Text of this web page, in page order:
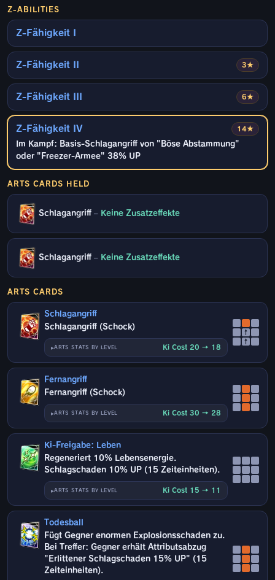
Z-ABILITIES
Z-Fähigkeit I
3★
Z-Fähigkeit II
6★
Z-Fähigkeit III
14★
Z-Fähigkeit IV
Im Kampf: Basis-Schlagangriff von "Böse Abstammung"
oder "Freezer-Armee" 38% UP
ARTS CARDS HELD
Schlagangriff – Keine Zusatzeffekte
Schlagangriff – Keine Zusatzeffekte
ARTS CARDS
Schlagangriff
Schlagangriff (Schock)
ARTS STATS BY LEVEL Ki Cost 20 → 18
↑
↑
Fernangriff
Fernangriff (Schock)
ARTS STATS BY LEVEL Ki Cost 30 → 28
Ki-Freigabe: Leben
Regeneriert 10% Lebensenergie.
Schlagschaden 10% UP (15 Zeiteinheiten).
ARTS STATS BY LEVEL Ki Cost 15 → 11
Todesball
Fügt Gegner enormen Explosionsschaden zu.
Bei Treffer: Gegner erhält Attributsabzug
"Erlittener Schlagschaden 15% UP" (15
Zeiteinheiten).